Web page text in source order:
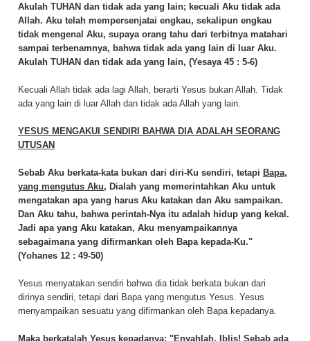
Akulah TUHAN dan tidak ada yang lain; kecuali Aku tidak ada
Allah. Aku telah mempersenjatai engkau, sekalipun engkau
tidak mengenal Aku, supaya orang tahu dari terbitnya matahari
sampai terbenamnya, bahwa tidak ada yang lain di luar Aku.
Akulah TUHAN dan tidak ada yang lain, (Yesaya 45 : 5-6)
Kecuali Allah tidak ada lagi Allah, berarti Yesus bukan Allah. Tidak
ada yang lain di luar Allah dan tidak ada Allah yang lain.
YESUS MENGAKUI SENDIRI BAHWA DIA ADALAH SEORANG
UTUSAN
Sebab Aku berkata-kata bukan dari diri-Ku sendiri, tetapi Bapa,
yang mengutus Aku, Dialah yang memerintahkan Aku untuk
mengatakan apa yang harus Aku katakan dan Aku sampaikan.
Dan Aku tahu, bahwa perintah-Nya itu adalah hidup yang kekal.
Jadi apa yang Aku katakan, Aku menyampaikannya
sebagaimana yang difirmankan oleh Bapa kepada-Ku."
(Yohanes 12 : 49-50)
Yesus menyatakan sendiri bahwa dia tidak berkata bukan dari
dirinya sendiri, tetapi dari Bapa yang mengutus Yesus. Yesus
menyampaikan sesuatu yang difirmankan oleh Bapa kepadanya.
Maka berkatalah Yesus kepadanya: "Enyahlah, Iblis! Sebab ada